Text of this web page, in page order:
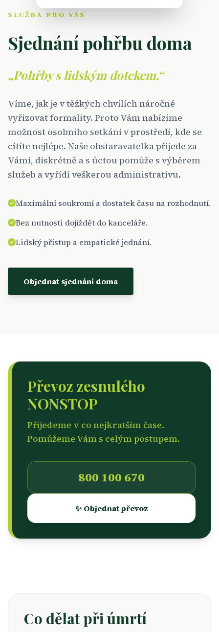
SLUŽBA PRO VÁS
Sjednání pohřbu doma
„Pohřby s lidským dotekem.“
Víme, jak je v těžkých chvílích náročné
vyřizovat formality. Proto Vám nabízíme
možnost osobního setkání v prostředí, kde se
cítíte nejlépe. Naše obstaravatelka přijede za
Vámi, diskrétně a s úctou pomůže s výběrem
služeb a vyřídí veškerou administrativu.
Maximální soukromí a dostatek času na rozhodnutí.
Bez nutnosti dojíždět do kanceláře.
Lidský přístup a empatické jednání.
Objednat sjednání doma
Převoz zesnulého
NONSTOP
Přijedeme v co nejkratším čase.
Pomůžeme Vám s celým postupem.
800 100 670
✨ Objednat převoz
Co dělat při úmrtí